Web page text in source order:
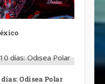
Odisea Polar